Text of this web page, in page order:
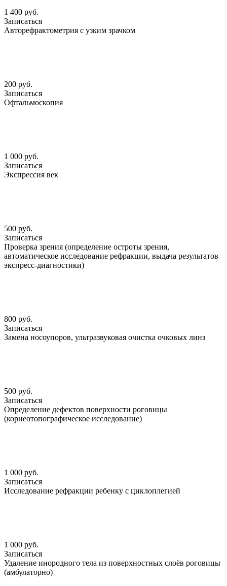
1 400 руб.
Записаться
Авторефрактометрия с узким зрачком
200 руб.
Записаться
Офтальмоскопия
1 000 руб.
Записаться
Экспрессия век
500 руб.
Записаться
Проверка зрения (определение остроты зрения,
автоматическое исследование рефракции, выдача результатов
экспресс-диагностики)
800 руб.
Записаться
Замена носоупоров, ультразвуковая очистка очковых линз
500 руб.
Записаться
Определение дефектов поверхности роговицы
(корнеотопографическое исследование)
1 000 руб.
Записаться
Исследование рефракции ребенку с циклоплегией
1 000 руб.
Записаться
Удаление инородного тела из поверхностных слоёв роговицы
(амбулаторно)